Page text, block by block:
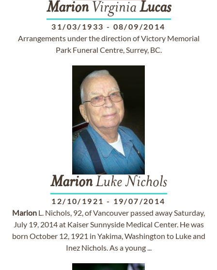
MarionVirginia Lucas
31/03/1933 - 08/09/2014
Arrangements under the direction of Victory Memorial
Park Funeral Centre, Surrey, BC.
MarionLuke Nichols
12/10/1921 - 19/07/2014
Marion L. Nichols, 92, of Vancouver passed away Saturday,
July 19, 2014 at Kaiser Sunnyside Medical Center. He was
born October 12, 1921 in Yakima, Washington to Luke and
Inez Nichols. As a young ...